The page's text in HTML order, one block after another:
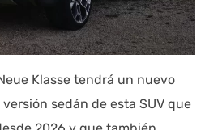
Klasse tendrá un nuevo
versión sedán de esta SUV que